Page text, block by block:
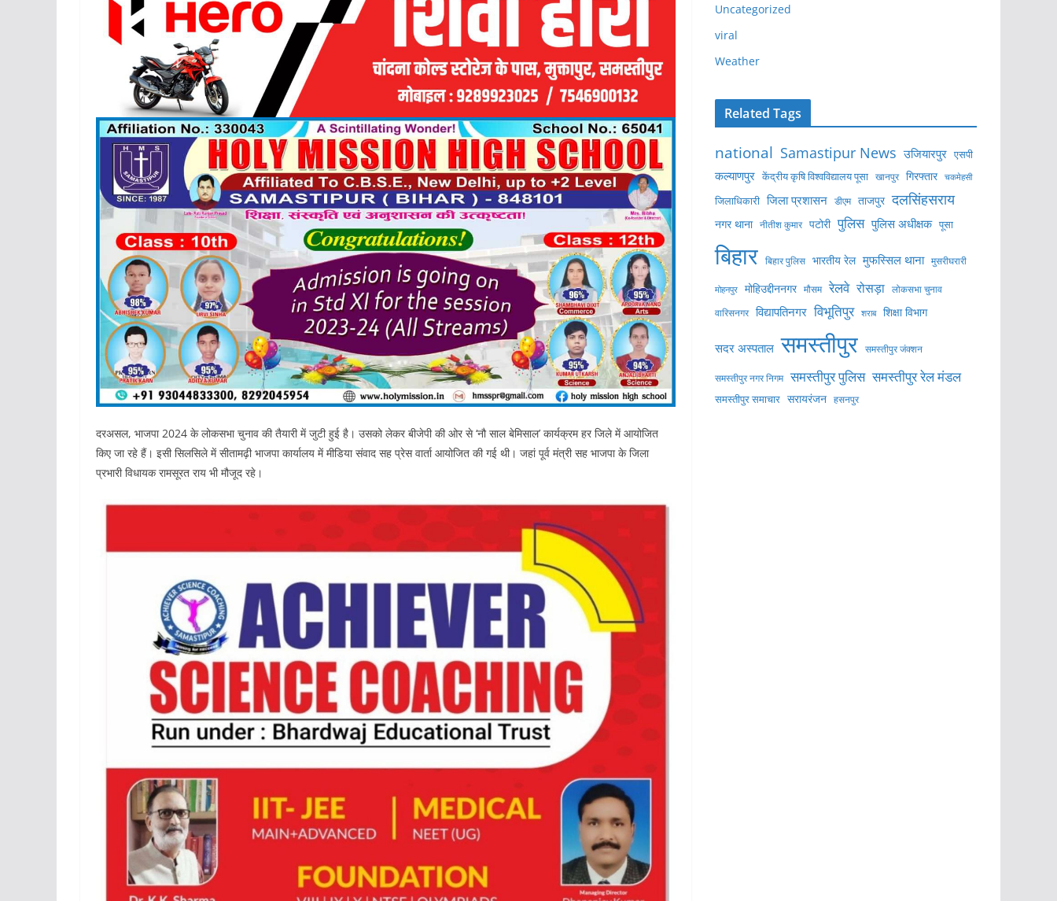
दरअसल, भाजपा 2024 के लोकसभा चुनाव की तैयारी में जुटी हुई है। उसको लेकर बीजेपी की ओर से ‘नौ साल बेमिसाल’ कार्यक्रम हर जिले में आयोजित
किए जा रहे हैं। इसी सिलसिले में सीतामढ़ी भाजपा कार्यालय में मीडिया संवाद सह प्रेस वार्ता आयोजित की गई थी। जहां पूर्व मंत्री सह भाजपा के जिला
प्रभारी विधायक रामसूरत राय भी मौजूद रहे।
Uncategorized
viral
Weather
Related Tags
national Samastipur News उजियारपुर एसपी
कल्याणपुर केंद्रीय कृषि विश्वविद्यालय पूसा खानपुर गिरफ्तार चकमेहसी
जिलाधिकारी जिला प्रशासन डीएम ताजपुर दलसिंहसराय
नगर थाना नीतीश कुमार पटोरी पुलिस पुलिस अधीक्षक पूसा
बिहार बिहार पुलिस भारतीय रेल मुफस्सिल थाना मुसरीघरारी
मोहनपुर मोहिउद्दीननगर मौसम रेलवे रोसड़ा लोकसभा चुनाव
वारिसनगर विद्यापतिनगर विभूतिपुर शराब शिक्षा विभाग
सदर अस्पताल समस्तीपुर समस्तीपुर जंक्शन
समस्तीपुर नगर निगम समस्तीपुर पुलिस समस्तीपुर रेल मंडल
समस्तीपुर समाचार सरायरंजन हसनपुर